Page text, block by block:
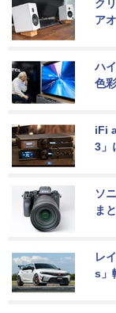
ク
ア
ハ
色
iFi
3」
ソ
ま
レ
s」